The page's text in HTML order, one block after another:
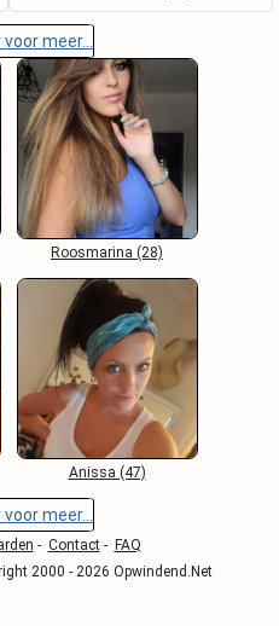
Roosmarina (28)
Anissa (47)
- Contact- FAQ
2000 - 2026 Opwindend.Net